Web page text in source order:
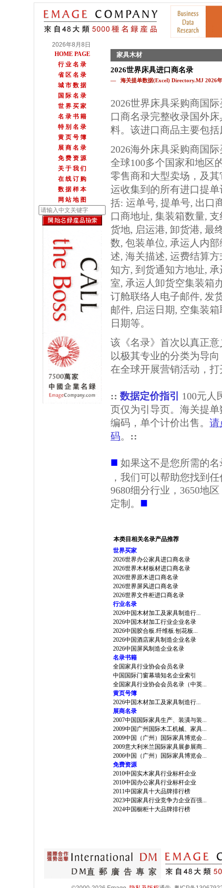
2026年8月8日
HOME PAGE
行 业 名 录
省 区 名 录
城 市 数 据
国 际 名 录
世 界 买 家
名 录 书 籍
特 别 名 录
黄 页 号 簿
展 商 名 录
免 费 资 源
关 于 我 们
在 线 订 购
数 据 样 本
网 站 地 图
家具木材
2026世界床具进口商名录
— 海关提单数据(Excel) Directory.MJ 2026
2026世界床具采购商国
口商名录完整收录国外
料。该进口商品主要包
2026海外床具采购商国
全球100多个国家和地区
零售商和大型卖场，及
运收集到的所有进口提
括: 运单号, 提单号, 出口
口商地址, 集装箱数量,
货地, 启运港, 卸货港, 最
数, 包装单位, 承运人内
述, 海关描述, 运费结算
知方, 到货通知方地址,
室, 承运人卸货空集装箱
订舱联络人电子邮件, 发
邮件, 启运日期, 空集装
日期等。
该《名录》首次以真正
以极其专业的分类为导
在全球开展营销活动，
:: 数据定价指引
100元人
页仅为引导页。海关提
编码，单个计价出售。 请
码。 ::
■ 如果这不是您所需的
，我们可以帮助您找到
9680细分行业，3650地
定制。 ■
本类目相关名录产品推荐
世界买家
2026世界办公家具进口商名录
2026世界木材板材进口商名录
2026世界原木进口商名录
2026世界屏风进口商名录
2026世界文件柜进口商名录
行业名录
2026中国木材加工及家具制造行...
2026中国木材加工行业企业名录
2026中国胶合板.纤维板.刨花板...
2026中国酒店家具制造企业名录
2026中国屏风制造企业名录
名录书籍
全国家具行业协会会员名录
中国国际门窗幕墙知名企业索引
全国家具行业协会会员名录（中英...
黄页号簿
2026中国木材加工及家具制造行...
展商名录
2007中国国际家具生产、装潢与装...
2009中国广州国际木工机械、家具...
2009中国（广州）国际家具博览会...
2009意大利米兰国际家具展参展商...
2006中国（广州）国际家具博览会...
免费资源
2010中国实木家具行业标杆企业
2010中国办公家具行业标杆企业
2011中国家具十大品牌排行榜
2023中国家具行业竞争力企业百强...
2024中国橱柜十大品牌排行榜